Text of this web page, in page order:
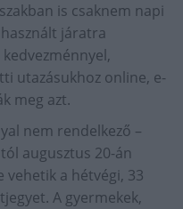
is csaknem napi
járatra
utazásukhoz online, e-
meg azt.
nem rendelkező –
augusztus 20-án
a hétvégi, 33
A gyermekek,